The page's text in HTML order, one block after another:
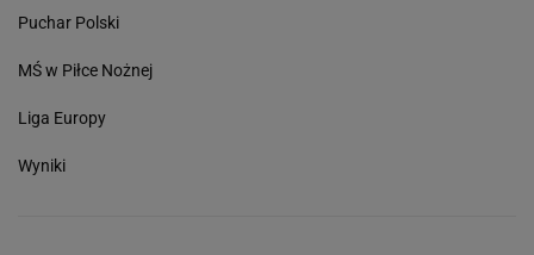
Puchar Polski
MŚ w Piłce Nożnej
Liga Europy
Wyniki